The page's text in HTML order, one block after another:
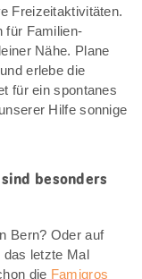
Freizeitaktivitäten.
für Familien-
Nähe. Plane
erlebe die
für ein spontanes
Hilfe sonnige
besonders
Bern? Oder auf
das letzte Mal
die Famigros